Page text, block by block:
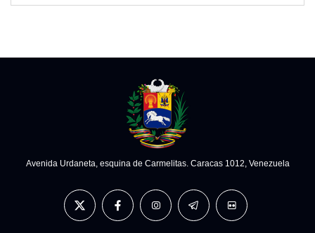
Avenida Urdaneta, esquina de Carmelitas. Caracas 1012, Venezuela